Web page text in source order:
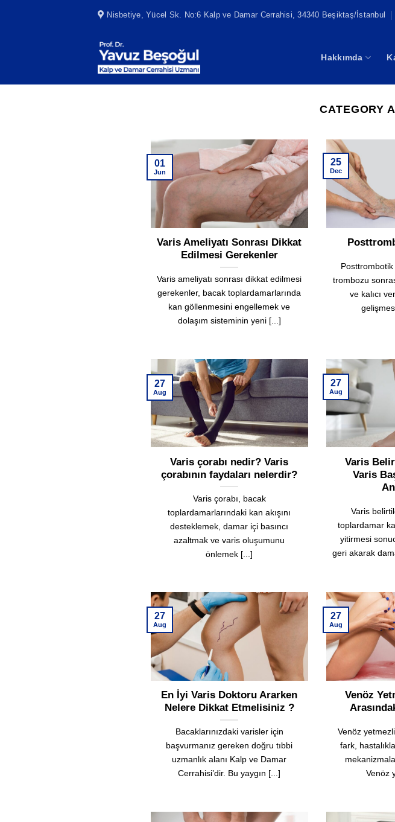
Nisbetiye, Yücel Sk. No:6 Kalp ve Damar Cerrahisi, 34340 Beşiktaş/İstanbul
Hakkımda
CATEGORY
Varis Ameliyatı Sonrası Dikkat
Edilmesi Gerekenler
Varis ameliyatı sonrası dikkat edilmesi
gerekenler, bacak toplardamarlarında
kan göllenmesini engellemek ve
dolaşım sisteminin yeni [...]
01
Jun
trombozu
ve kalıcı
25
Dec
Varis çorabı nedir? Varis
çorabının faydaları nelerdir?
Varis çorabı, bacak
toplardamarlarındaki kan akışını
desteklemek, damar içi basıncı
azaltmak ve varis oluşumunu
önlemek [...]
27
Aug
Varis
Varis
Varis
toplardamar
yitirmesi
geri akarak
27
Aug
En İyi Varis Doktoru Ararken
Nelere Dikkat Etmelisiniz ?
Bacaklarınızdaki varisler için
başvurmanız gereken doğru tıbbi
uzmanlık alanı Kalp ve Damar
Cerrahisi’dir. Bu yaygın [...]
27
Aug
Venöz
Venöz
fark,
Venöz
27
Aug